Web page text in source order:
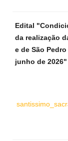
Edital
da realização
e de São
junho de 2026"